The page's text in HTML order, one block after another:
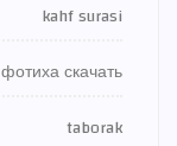
kahf surasi
фотиха скачать
taborak